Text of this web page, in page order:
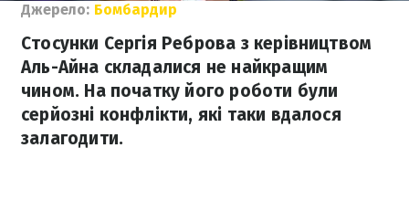
Джерело: Бомбардир
Стосунки Сергія Реброва з керівництвом
Аль-Айна складалися не найкращим
чином. На початку його роботи були
серйозні конфлікти, які таки вдалося
залагодити.